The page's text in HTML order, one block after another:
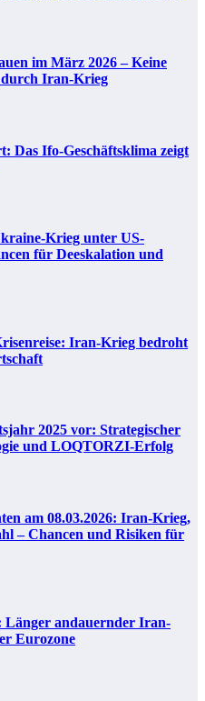
im März 2026 – Keine
durch Iran-Krieg
Das Ifo-Geschäftsklima zeigt
Krieg unter US-
für Deeskalation und
Iran-Krieg bedroht
2025 vor: Strategischer
und LOQTORZI-Erfolg
am 08.03.2026: Iran-Krieg,
– Chancen und Risiken für
Länger andauernder Iran-
Eurozone